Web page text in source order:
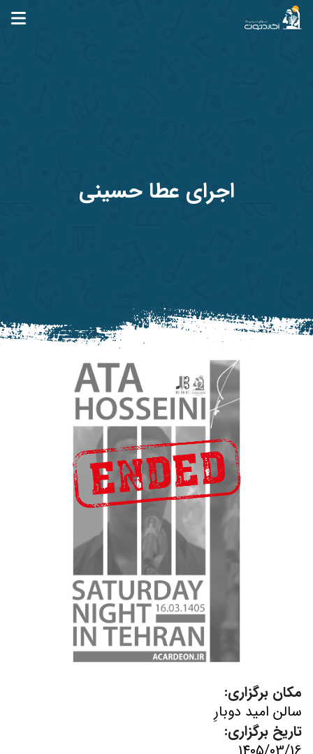
آکاردئون
اجرای عطا حسینی
مکان برگزاری:
سالن امید دوبارِ
تاریخ برگزاری: